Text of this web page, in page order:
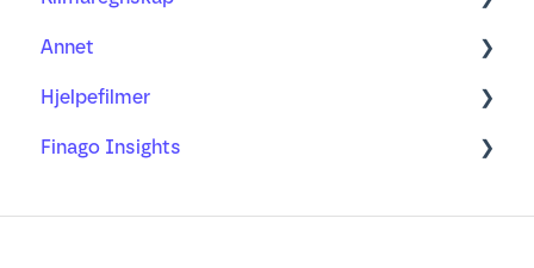
Årsoppgjør
Klimaregnskap med regnskapssystem
Ofte stilte spørsmål
Annet
Min profil
Brukeradministrasjon
Hjelpefilmer
Nettleser
Finago Insights